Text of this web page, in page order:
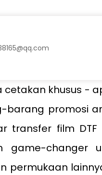
khusus -
barang promosi
transfer film
game-changer
permukaan